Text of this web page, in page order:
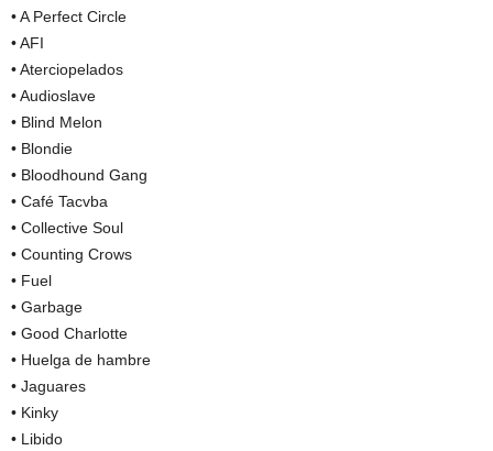
• A Perfect Circle
• AFI
• Aterciopelados
• Audioslave
• Blind Melon
• Blondie
• Bloodhound Gang
• Café Tacvba
• Collective Soul
• Counting Crows
• Fuel
• Garbage
• Good Charlotte
• Huelga de hambre
• Jaguares
• Kinky
• Libido